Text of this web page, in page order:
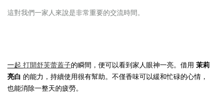
這對我們一家人來說是非常重要的交流時間。
一起 打開舒芙蕾蓋子的瞬間，便可以看到家人眼神一亮。借用 茉莉
亮白 的能力，持續使用很有幫助。不僅香味可以緩和忙碌的心情，
也能消除一整天的疲勞。